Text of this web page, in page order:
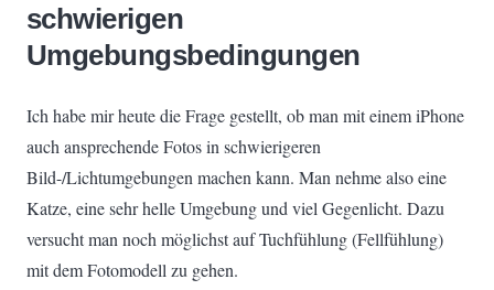
schwierigen
Umgebungsbedingungen
Ich habe mir heute die Frage gestellt, ob man mit einem iPhone
auch ansprechende Fotos in schwierigeren
Bild-/Lichtumgebungen machen kann. Man nehme also eine
Katze, eine sehr helle Umgebung und viel Gegenlicht. Dazu
versucht man noch möglichst auf Tuchfühlung (Fellfühlung)
mit dem Fotomodell zu gehen.